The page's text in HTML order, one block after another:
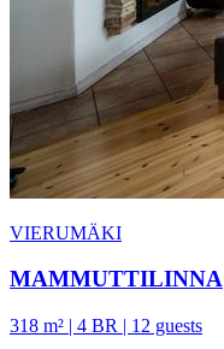
VIERUMÄKI
MAMMUTTILINNA
318 m² | 4 BR | 12 guests